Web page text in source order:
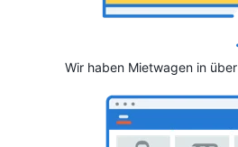
Wir haben Mietwagen in über